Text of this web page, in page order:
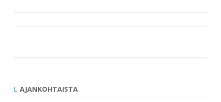
AJANKOHTAISTA